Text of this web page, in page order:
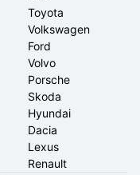
Toyota
Volkswagen
Ford
Volvo
Porsche
Skoda
Hyundai
Dacia
Lexus
Renault